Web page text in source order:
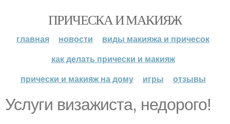
ПРИЧЕСКА И МАКИЯЖ
главная новости
виды макияжа и причесок
как делать прически и макияж
прически и макияж на дому
игры отзывы
Услуги визажиста, недорого!